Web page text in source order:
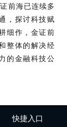
前海已连续多
，探讨科技赋
细作，金证前
整体的解决经
的金融科技公
快捷入口